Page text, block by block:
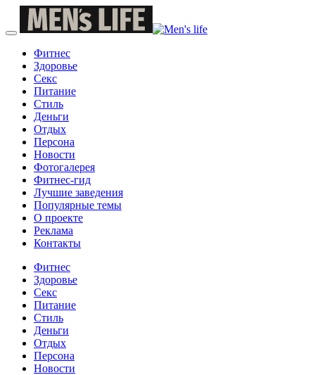
Фитнес
Здоровье
Секс
Питание
Стиль
Деньги
Отдых
Персона
Новости
Фотогалерея
Фитнес-гид
Лучшие заведения
Популярные темы
О проекте
Реклама
Контакты
Фитнес
Здоровье
Секс
Питание
Стиль
Деньги
Отдых
Персона
Новости